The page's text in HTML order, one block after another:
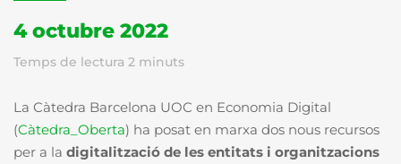
4 octubre 2022
Temps de lectura 2 minuts
La Càtedra Barcelona UOC en Economia Digital
(Càtedra_Oberta) ha posat en marxa dos nous recursos
per a la digitalització de les entitats i organitzacions